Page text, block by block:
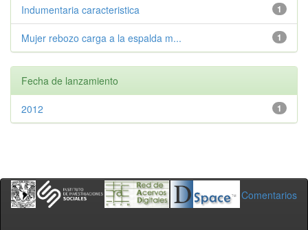
1
Indumentaria caracteristica
1
Mujer rebozo carga a la espalda m...
Fecha de lanzamiento
1
2012
Comentarios